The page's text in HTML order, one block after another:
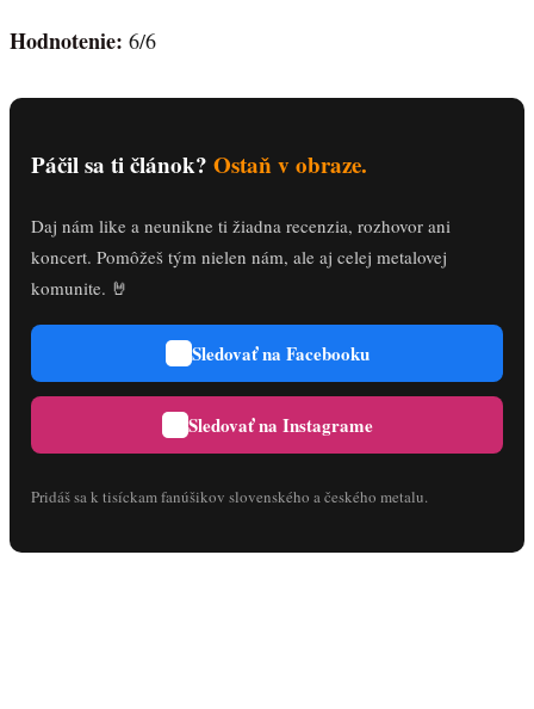
Hodnotenie: 6/6
Páčil sa ti článok? Ostaň v obraze.
Daj nám like a neunikne ti žiadna recenzia, rozhovor ani
koncert. Pomôžeš tým nielen nám, ale aj celej metalovej
komunite. 🤘
Sledovať na Facebooku
Sledovať na Instagrame
Pridáš sa k tisíckam fanúšikov slovenského a českého metalu.